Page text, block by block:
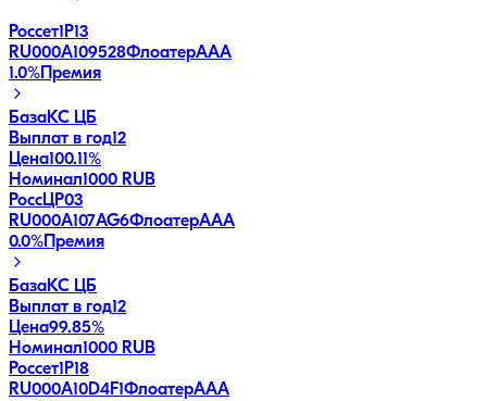
Россет1Р13
RU000A109528ФлоатерAAA
1.0%Премия
БазаКС ЦБ
Выплат в год12
Цена100.11%
Номинал1000 RUB
РоссЦP03
RU000A107AG6ФлоатерAAA
0.0%Премия
БазаКС ЦБ
Выплат в год12
Цена99.85%
Номинал1000 RUB
Россет1Р18
RU000A10D4F1ФлоатерAAA